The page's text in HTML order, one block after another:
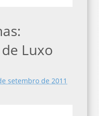
Luxo
setembro de 2011